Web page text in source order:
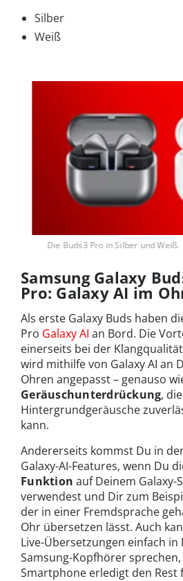
Silber
Weiß
Die Buds3 Pro in Silber und Weiß.
Samsung Galaxy
Pro: Galaxy AI im
Als erste Galaxy Buds haben
Pro Galaxy AI an Bord. Die
einerseits bei der
wird mithilfe von Galaxy AI an
Ohren angepasst – genauso
Geräuschunterdrückung, die
Hintergrundgeräusche
kann.
Andererseits kommst Du in
Galaxy-AI-Features, wenn Du
Funktion auf Deinem Galaxy-
verwendest und Dir zum
der in einer Fremdsprache
Ohr übersetzen lässt. Auch
Live-Übersetzungen einfach in
Samsung-Kopfhörer sprechen,
Smartphone erledigt den Rest